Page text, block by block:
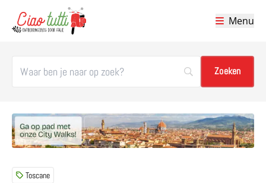
Menu
Toscane